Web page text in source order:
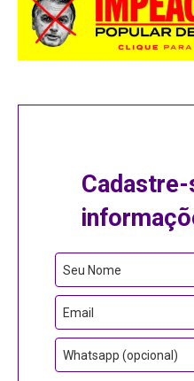
Website
URL
Seu Nome
Email
Whatsapp (opcional)